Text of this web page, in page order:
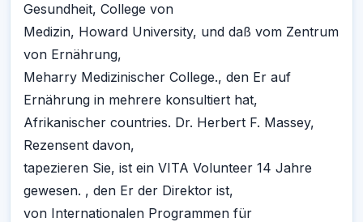
Gesundheit, College von
Medizin, Howard University, und daß vom Zentrum
von Ernährung,
Meharry Medizinischer College., den Er auf
Ernährung in mehrere konsultiert hat,
Afrikanischer countries. Dr. Herbert F. Massey,
Rezensent davon,
tapezieren Sie, ist ein VITA Volunteer 14 Jahre
gewesen. , den Er der Direktor ist,
von Internationalen Programmen für